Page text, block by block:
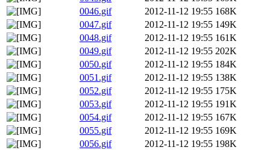
0046.gif
2012-11-12 19:55 168K
0047.gif
2012-11-12 19:55 149K
0048.gif
2012-11-12 19:55 161K
0049.gif
2012-11-12 19:55 202K
0050.gif
2012-11-12 19:55 184K
0051.gif
2012-11-12 19:55 138K
0052.gif
2012-11-12 19:55 175K
0053.gif
2012-11-12 19:55 191K
0054.gif
2012-11-12 19:55 167K
0055.gif
2012-11-12 19:55 169K
0056.gif
2012-11-12 19:55 198K